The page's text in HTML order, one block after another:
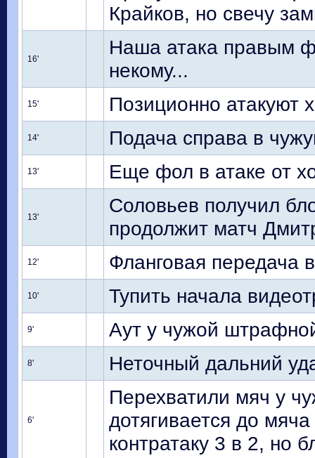
Крайков, но свечу
16'
Наша атака правым
некому...
15' Позиционно атакуют
14' Подача справа в
13' Еще фол в атаке от
13'
Соловьев получил
продолжит матч
12' Фланговая
10' Тупить начала
9' Аут у чужой
8' Неточный дальний
6'
Перехватили мяч у
дотягивается до
контратаку 3 в 2, но